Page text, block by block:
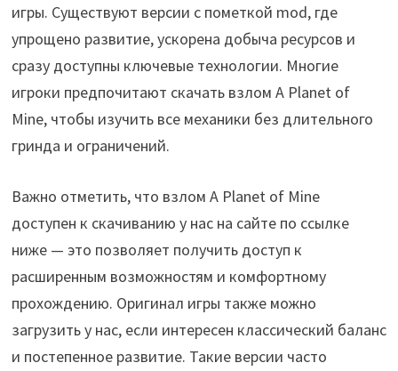
игры. Существуют версии с пометкой mod, где
упрощено развитие, ускорена добыча ресурсов и
сразу доступны ключевые технологии. Многие
игроки предпочитают скачать взлом A Planet of
Mine, чтобы изучить все механики без длительного
гринда и ограничений.
Важно отметить, что взлом A Planet of Mine
доступен к скачиванию у нас на сайте по ссылке
ниже — это позволяет получить доступ к
расширенным возможностям и комфортному
прохождению. Оригинал игры также можно
загрузить у нас, если интересен классический баланс
и постепенное развитие. Такие версии часто